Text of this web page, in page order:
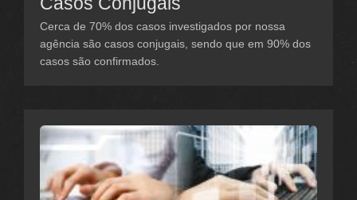
Cerca de 70% dos casos investigados por nossa
agência são casos conjugais, sendo que em 90% dos
casos são confirmados.